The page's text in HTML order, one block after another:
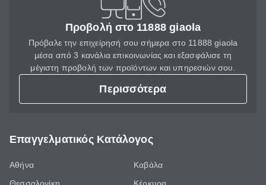
Προβολή στο 11888 giaola
Πρόβαλε την επιχείρησή σου σήμερα στο 11888 giaola
μέσα από 3 κανάλια επικοινωνίας και εξασφάλισε τη
μέγιστη προβολή των προϊόντων και υπηρεσιών σου.
Περισσότερα
Επαγγελματικός Κατάλογος
Αθήνα
Καβάλα